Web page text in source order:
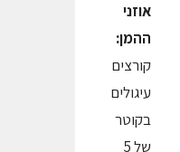
אוזני
ההמן:
קורצים
עיגולים
בקוטר
של 5